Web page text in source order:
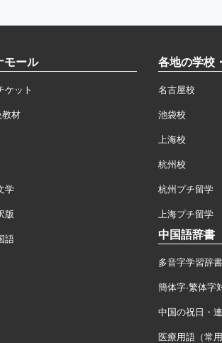
モール
ケット
教材
学
版
語
各地の学校
名古屋校
池袋校
上海校
杭州校
杭州プチ留学
上海プチ留学
中国語辞書
多音字学習辞書
簡体字·繁体字
中国の祝日・
医療用語（常用